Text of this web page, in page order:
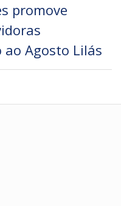
promove
Agosto Lilás